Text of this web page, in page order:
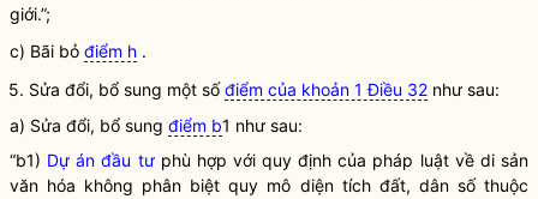
giới.”;
c) Bãi bỏ điểm h .
5. Sửa đổi, bổ sung một sốđiểm của khoản 1 Điều 32 như sau:
a) Sửa đổi, bổ sung điểm b1 như sau:
“b1) Dự án đầu tưphù hợp với quy định của pháp luậtvề di sản
văn hóa không phân biệt quy mô diện tích đất, dân số thuộc